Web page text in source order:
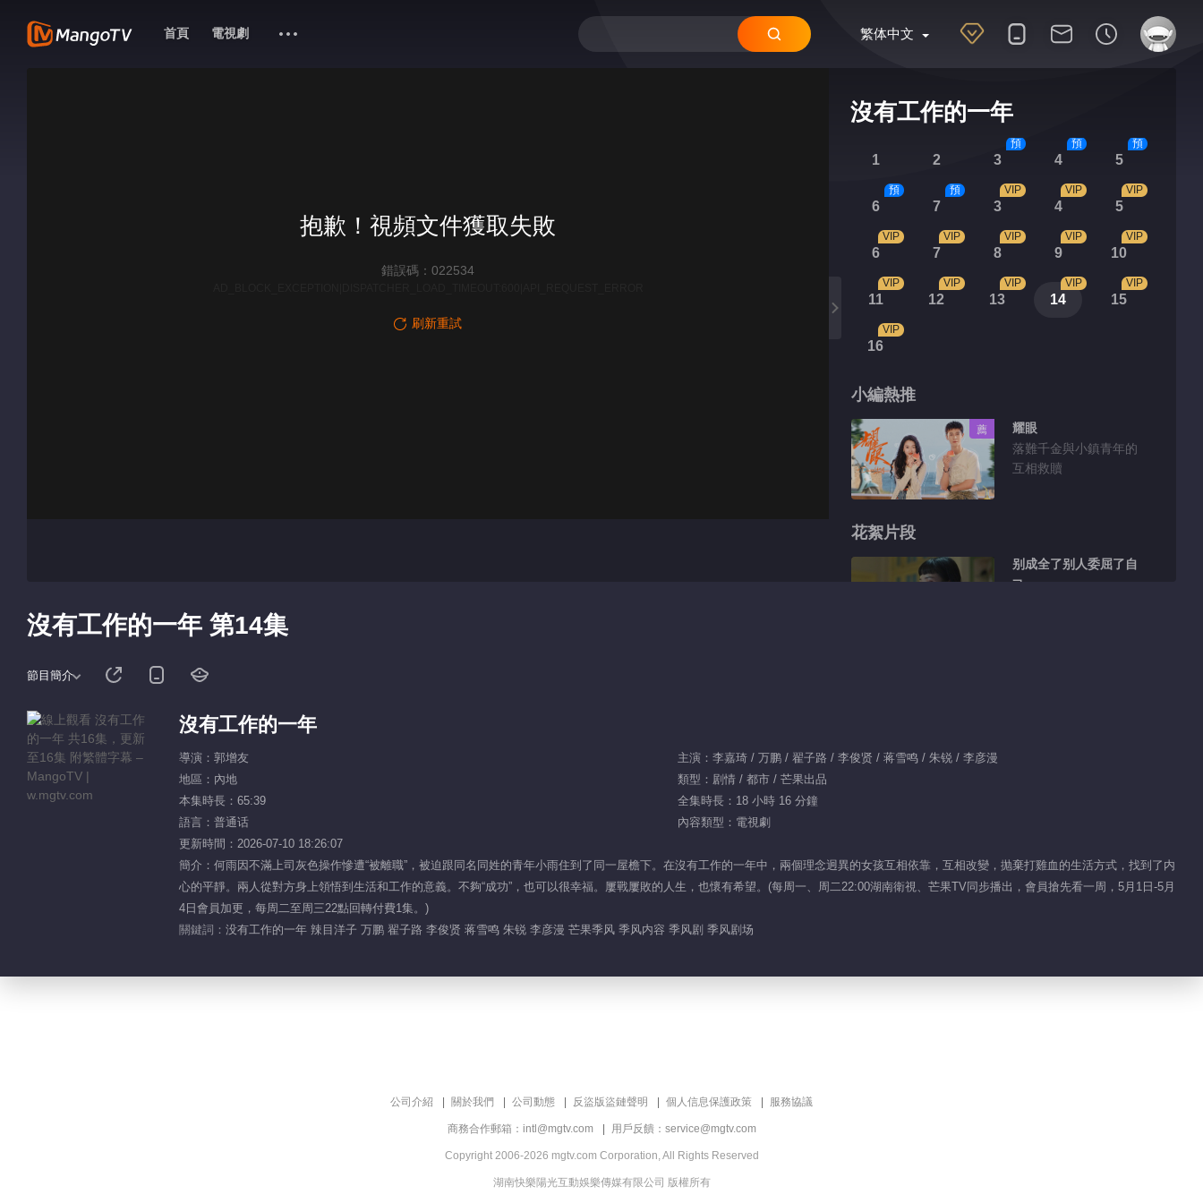
繁体中文
首頁 電視劇
沒有工作的一年
1 2 3
預
4
預
5
預
6
預
7
預
3
VIP
4
VIP
5
VIP
6
VIP
7
VIP
8
VIP
9
VIP
10
VIP
11
VIP
12
VIP
13
VIP
14
VIP
15
VIP
16
VIP
小編熱推
薦
耀眼
落難千金與小鎮青年的
互相救贖
花絮片段
别成全了别人委屈了自
己
表白
抱歉！視頻文件獲取失敗
錯誤碼：022534
刷新重試
沒有工作的一年 第14集
節目簡介
沒有工作的一年
導演：郭增友
主演：李嘉琦 / 万鹏 / 翟子路 / 李俊贤 / 蒋雪鸣 / 朱锐 / 李彦漫
地區：內地
類型：剧情 / 都市 / 芒果出品
本集時長：65:39
全集時長：18 小時 16 分鐘
語言：普通话
內容類型：電視劇
更新時間：2026-07-10 18:26:07
簡介：何雨因不滿上司灰色操作慘遭“被離職”，被迫跟同名同姓的青年小雨住到了同一屋檐下。在沒有工作的一年中，兩個理念迥異的女孩互相依靠，互相改變，抛棄打雞血的生活方式，找到了内
心的平靜。兩人從對方身上領悟到生活和工作的意義。不夠“成功”，也可以很幸福。屢戰屢敗的人生，也懷有希望。(每周一、周二22:00湖南衛視、芒果TV同步播出，會員搶先看一周，5月1日-5月
4日會員加更，每周二至周三22點回轉付費1集。)
關鍵詞： 没有工作的一年 辣目洋子 万鹏 翟子路 李俊贤 蒋雪鸣 朱锐 李彦漫 芒果季风 季风内容 季风剧 季风剧场
公司介紹 關於我們 公司動態 反盜版盜鏈聲明 個人信息保護政策 服務協議
商務合作郵箱：intl@mgtv.com 用戶反饋：service@mgtv.com
Copyright 2006-2026 mgtv.com Corporation, All Rights Reserved
湖南快樂陽光互動娛樂傳媒有限公司 版權所有